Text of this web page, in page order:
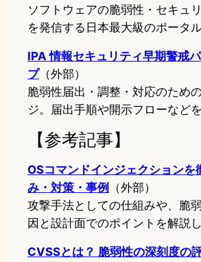
ソフトウェアの脆弱性・セキュ
を発信する日本最大級のポータル
IPA 情報セキュリティ早期警戒
プ（外部）
脆弱性届出・調整・対応のため
ジ。届出手順や開示フローなど
【参考記事】
OSコマンドインジェクションを
み・対策・事例
（外部）
攻撃手法としての仕組みや、脆
因と設計面でのポイントを解説し
CVSSとは？ 脆弱性の深刻度の